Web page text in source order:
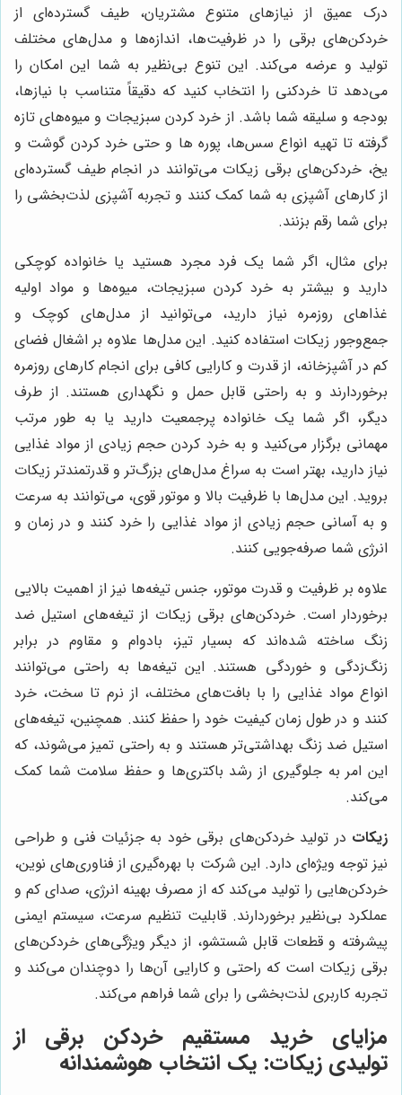
درک عمیق از نیازهای متنوع مشتریان، طیف گسترده‌ای از
خردکن‌های برقی را در ظرفیت‌ها، اندازه‌ها و مدل‌های مختلف
تولید و عرضه می‌کند. این تنوع بی‌نظیر به شما این امکان را
می‌دهد تا خردکنی را انتخاب کنید که دقیقاً متناسب با نیازها،
بودجه و سلیقه شما باشد. از خرد کردن سبزیجات و میوه‌های تازه
گرفته تا تهیه انواع سس‌ها، پوره ها و حتی خرد کردن گوشت و
یخ، خردکن‌های برقی زیکات می‌توانند در انجام طیف گسترده‌ای
از کارهای آشپزی به شما کمک کنند و تجربه آشپزی لذت‌بخشی را
برای شما رقم بزنند.
برای مثال، اگر شما یک فرد مجرد هستید یا خانواده کوچکی
دارید و بیشتر به خرد کردن سبزیجات، میوه‌ها و مواد اولیه
غذاهای روزمره نیاز دارید، می‌توانید از مدل‌های کوچک و
جمع‌وجور زیکات استفاده کنید. این مدل‌ها علاوه بر اشغال فضای
کم در آشپزخانه، از قدرت و کارایی کافی برای انجام کارهای روزمره
برخوردارند و به راحتی قابل حمل و نگهداری هستند. از طرف
دیگر، اگر شما یک خانواده پرجمعیت دارید یا به طور مرتب
مهمانی برگزار می‌کنید و به خرد کردن حجم زیادی از مواد غذایی
نیاز دارید، بهتر است به سراغ مدل‌های بزرگ‌تر و قدرتمندتر زیکات
بروید. این مدل‌ها با ظرفیت بالا و موتور قوی، می‌توانند به سرعت
و به آسانی حجم زیادی از مواد غذایی را خرد کنند و در زمان و
انرژی شما صرفه‌جویی کنند.
علاوه بر ظرفیت و قدرت موتور، جنس تیغه‌ها نیز از اهمیت بالایی
برخوردار است. خردکن‌های برقی زیکات از تیغه‌های استیل ضد
زنگ ساخته شده‌اند که بسیار تیز، بادوام و مقاوم در برابر
زنگ‌زدگی و خوردگی هستند. این تیغه‌ها به راحتی می‌توانند
انواع مواد غذایی را با بافت‌های مختلف، از نرم تا سخت، خرد
کنند و در طول زمان کیفیت خود را حفظ کنند. همچنین، تیغه‌های
استیل ضد زنگ بهداشتی‌تر هستند و به راحتی تمیز می‌شوند، که
این امر به جلوگیری از رشد باکتری‌ها و حفظ سلامت شما کمک
می‌کند.
زیکات در تولید خردکن‌های برقی خود به جزئیات فنی و طراحی
نیز توجه ویژه‌ای دارد. این شرکت با بهره‌گیری از فناوری‌های نوین،
خردکن‌هایی را تولید می‌کند که از مصرف بهینه انرژی، صدای کم و
عملکرد بی‌نظیر برخوردارند. قابلیت تنظیم سرعت، سیستم ایمنی
پیشرفته و قطعات قابل شستشو، از دیگر ویژگی‌های خردکن‌های
برقی زیکات است که راحتی و کارایی آن‌ها را دوچندان می‌کند و
تجربه کاربری لذت‌بخشی را برای شما فراهم می‌کند.
مزایای خرید مستقیم خردکن برقی از
تولیدی زیکات: یک انتخاب هوشمندانه